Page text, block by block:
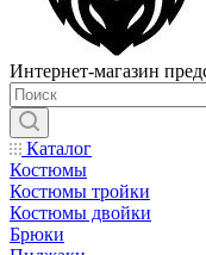
Интернет-магазин
Каталог
Костюмы
Костюмы тройки
Костюмы двойки
Брюки